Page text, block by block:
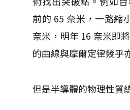
前的 65 奈米，一路縮
奈米，明年 16 奈米即
的曲線與摩爾定律幾乎
但是半導體的物理性質